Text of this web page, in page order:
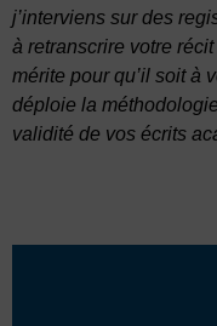
j’interviens sur des
à retranscrire votre
mérite pour qu’il soit à
déploie la
validité de vos écrits